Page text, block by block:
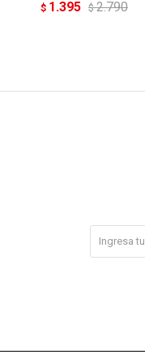
$ 1.395 $ 2.790